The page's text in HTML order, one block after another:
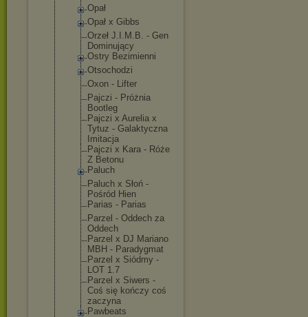
Opał
Opał x Gibbs
Orzeł J.I.M.B. - Gen
Dominujący
Ostry Bezimienni
Otsochodzi
Oxon - Lifter
Pajczi - Próżnia
Bootleg
Pajczi x Aurelia x
Tytuz - Galaktyczna
Imitacja
Pajczi x Kara - Róże
Z Betonu
Paluch
Paluch x Słoń -
Pośród Hien
Parias - Parias
Parzel - Oddech za
Oddech
Parzel x DJ Mariano
MBH - Paradygmat
Parzel x Siódmy -
LOT 1.7
Parzel x Siwers -
Coś się kończy coś
zaczyna
Pawbeats